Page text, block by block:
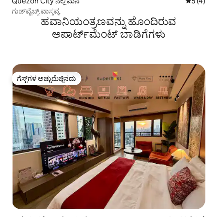
ಗುಡ್‌ವೈಬ್ಸ್ ವಾಸ್ತವ್ಯ
ಹವಾನಿಯಂತ್ರಣವನ್ನು ಹೊಂದಿರುವ
ಅಪಾರ್ಟ್‌ಮೆಂಟ್‌ ಬಾಡಿಗೆಗಳು
ಗೆಸ್ಟ್‌ಗಳ ಅಚ್ಚುಮೆಚ್ಚಿನದು
ಗೆಸ್ಟ್‌ಗಳ ಅಚ್ಚುಮೆಚ್ಚಿನದು